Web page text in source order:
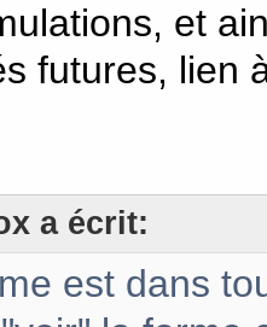
et
futures, lien
a écrit:
est dans